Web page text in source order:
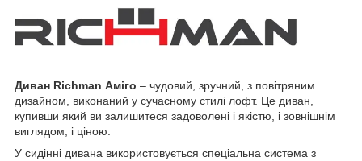
Диван Richman Аміго – чудовий, зручний, з повітряним
дизайном, виконаний у сучасному стилі лофт. Це диван,
купивши який ви залишитеся задоволені і якістю, і зовнішнім
виглядом, і ціною.
У сидінні дивана використовується спеціальна система з